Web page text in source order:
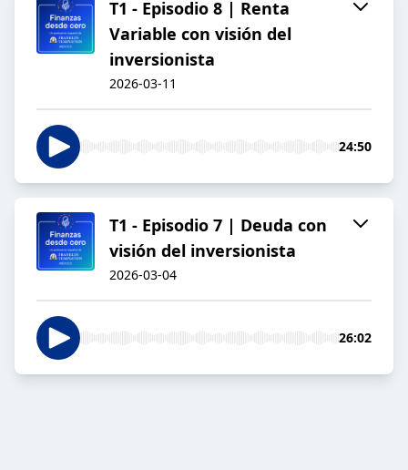
T1 - Episodio 8 | Renta
Variable con visión del
inversionista
2026-03-11
24:50
T1 - Episodio 7 | Deuda con
visión del inversionista
2026-03-04
26:02